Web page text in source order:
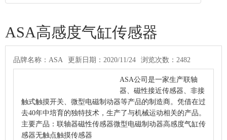
ASA高感度气缸传感器
品牌名称：ASA 更新日期：2020/11/24 浏览次数：2482
ASA公司是一家生产联轴
器、磁性接近传感器、非接
触式触摸开关、微型电磁制动器等产品的制造商。凭借在过
去40年中培育的独特技术，生产了与机械运动相关的产品。
主要产品：联轴器磁性传感器微型电磁制动器高感度气缸传
感器无触点触摸传感器